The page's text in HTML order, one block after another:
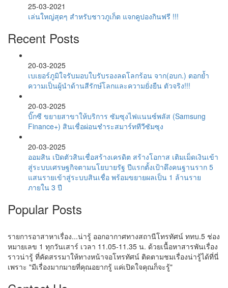
25-03-2021
เล่นใหญ่สุดๆ สำหรับชาวภูเก็ต แจกคูปองกินฟรี !!!
Recent Posts
20-03-2025
เบเยอร์ภูมิใจรับมอบใบรับรองลดโลกร้อน จาก(อบก.) ตอกย้ำ
ความเป็นผู้นำด้านสีรักษ์โลกและความยั่งยืน ตัวจริง!!!
20-03-2025
บิ๊กซี ขยายสาขาให้บริการ ซัมซุงไฟแนนซ์พลัส (Samsung
Finance+) สินเชื่อผ่อนชำระสมาร์ททีวีซัมซุง
20-03-2025
ออมสิน เปิดตัวสินเชื่อสร้างเครดิต สร้างโอกาส เติมเม็ดเงินเข้า
สู่ระบบเศรษฐกิจตามนโยบายรัฐ ปีแรกตั้งเป้าดึงคนฐานราก 5
แสนรายเข้าสู่ระบบสินเชื่อ พร้อมขยายผลเป็น 1 ล้านราย
ภายใน 3 ปี
Popular Posts
รายการอาสาหาเรื่อง...น่ารู้ ออกอากาศทางสถานีโทรทัศน์ ททบ.5 ช่อง
หมายเลข 1 ทุกวันเสาร์ เวลา 11.05-11.35 น. ด้วยเนื้อหาสารพันเรื่อง
ราวน่ารู้ ที่คัดสรรมาให้ทางหน้าจอโทรทัศน์ ติดตามชมเรื่องน่ารู้ได้ที่นี่
เพราะ "มีเรื่องมากมายที่คุณอยากรู้ แค่เปิดใจคุณก็จะรู้"